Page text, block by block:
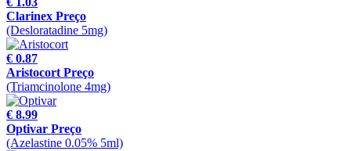
Clarinex Preço
(Desloratadine 5mg)
€ 0.87
Aristocort Preço
(Triamcinolone 4mg)
€ 8.99
Optivar Preço
(Azelastine 0.05% 5ml)